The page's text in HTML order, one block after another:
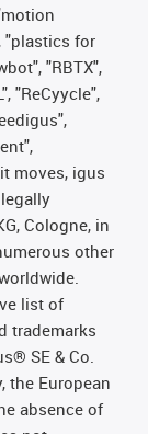
"plastics for
"RBTX",
"ReCyycle",
moves, igus
Cologne, in
other
list of
trademarks
SE & Co.
the European
absence of